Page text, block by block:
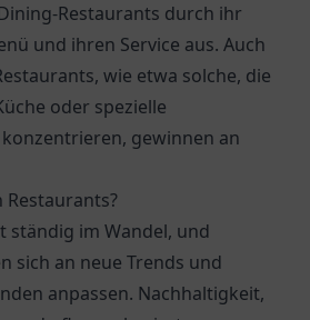
Restaurants durch ihr
und ihren Service aus. Auch
wie etwa solche, die
oder spezielle
gewinnen an
Restaurants?
ständig im Wandel, und
sich an neue Trends und
anpassen. Nachhaltigkeit,